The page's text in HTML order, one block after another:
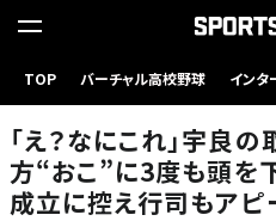
TOP バーチャル高校野球 インタ
「え？なにこれ」宇良
方“おこ”に3度も頭を
成立に控え行司もアピ